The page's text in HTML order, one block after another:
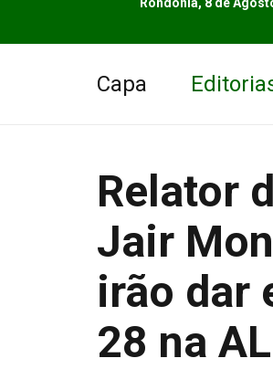
Capa
Relator
Jair
irão dar
28 na